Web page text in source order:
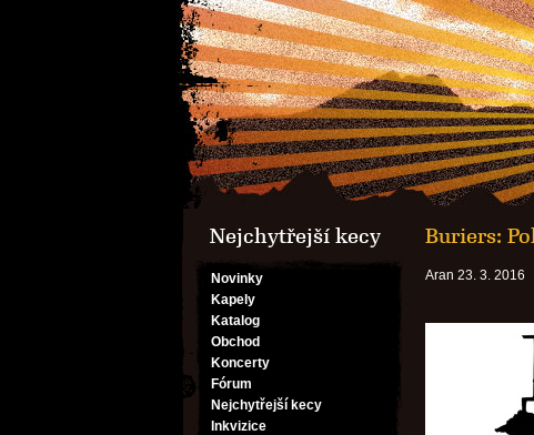
Nejchytřejší kecy
Novinky
Kapely
Katalog
Obchod
Koncerty
Fórum
Nejchytřejší kecy
Inkvizice
Buriers:
Aran 23. 3. 2016